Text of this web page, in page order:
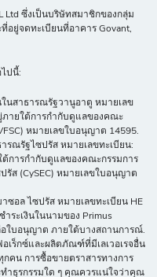
Ltd ซึ่งเป็นบริษัทสมาชิกของกลุ่ม
อยู่จดทะเบียนที่อาคาร Govant,
ปนี้:
ในสาธารณรัฐวานูอาตู หมายเลข
ภายใต้การกำกับดูแลของคณะ
หมายเลขใบอนุญาต 14595.
ารณรัฐไซปรัส หมายเลขทะเบียน:
ต้การกำกับดูแลของคณะกรรมการ
ส (CySEC) หมายเลขใบอนุญาต
าซอล ไซปรัส หมายเลขทะเบียน HE
ระเงินในนามของ Primus
อใบอนุญาต ภายใต้บางสถานการณ์.
เร็กซ์และผลิตภัณฑ์ที่มีเลเวอเรจอื่น
กคน การซื้อขายตราสารทางการ
ำธุรกรรมใด ๆ คุณควรแน่ใจว่าคุณ